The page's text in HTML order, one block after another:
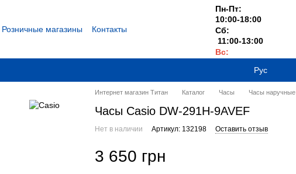
Розничные магазины
Контакты
Пн-Пт:
10:00-18:00
Сб:
11:00-13:00
Вс:
Рус
Интернет магазин Титан Каталог Часы Часы наручные
Часы Casio DW-291H-9AVEF
Нет в наличии Артикул: 132198 Оставить отзыв
3 650 грн